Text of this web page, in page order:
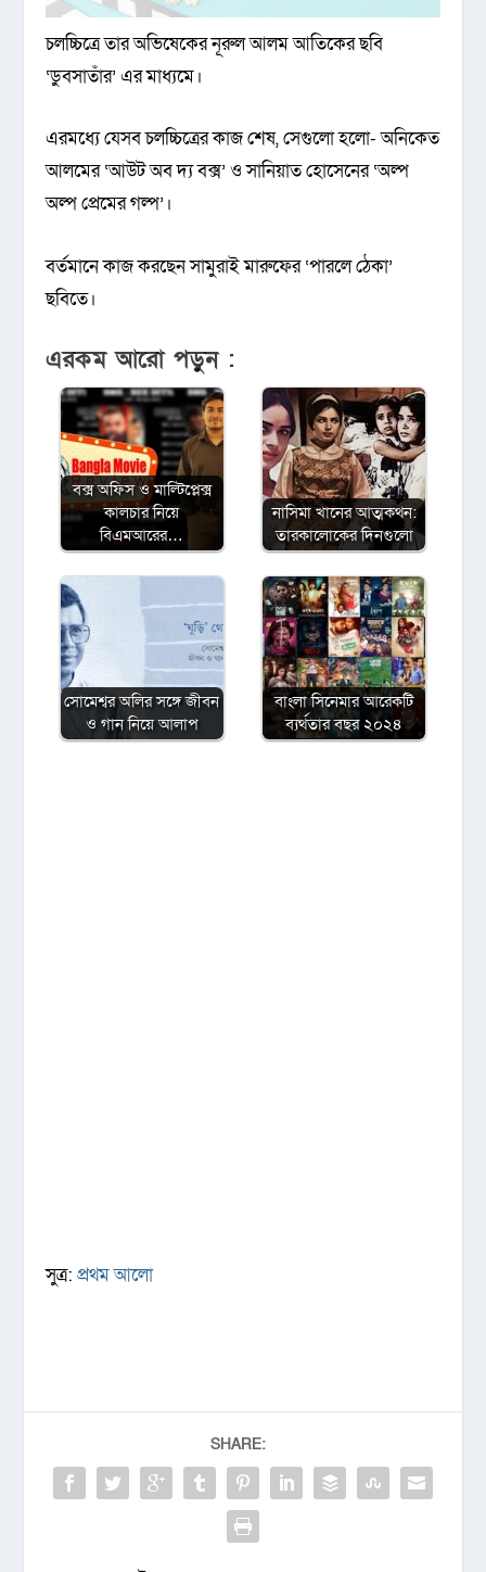
চলচ্চিত্রে তার অভিষেকের নূরুল আলম আতিকের ছবি
‘ডুবসাতাঁর’ এর মাধ্যমে।
এরমধ্যে যেসব চলচ্চিত্রের কাজ শেষ, সেগুলো হলো- অনিকেত
আলমের ‘আউট অব দ্য বক্স’ ও সানিয়াত হোসেনের ‘অল্প
অল্প প্রেমের গল্প’।
বর্তমানে কাজ করছেন সামুরাই মারুফের ‘পারলে ঠেকা’
ছবিতে।
এরকম আরো পড়ুন :
বক্স অফিস ও মাল্টিপ্লেক্স
কালচার নিয়ে
বিএমআরের…
নাসিমা খানের আত্মকথন:
তারকালোকের দিনগুলো
সোমেশ্বর অলির সঙ্গে জীবন
ও গান নিয়ে আলাপ
বাংলা সিনেমার আরেকটি
ব্যর্থতার বছর ২০২৪
সুত্র:প্রথম আলো
SHARE: